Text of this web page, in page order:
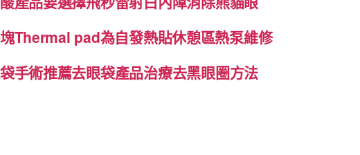
Thermal pad為自發熱貼休憩區熱泵維修
手術推薦去眼袋產品治療去黑眼圈方法